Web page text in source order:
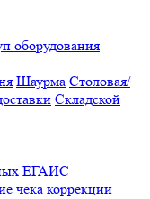
оборудования
Шаурма Столовая/
Складской
ЕГАИС
чека коррекции